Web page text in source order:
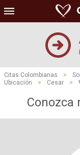
Citas Colombianas >
Ubicación
> Cesar >
Conozca